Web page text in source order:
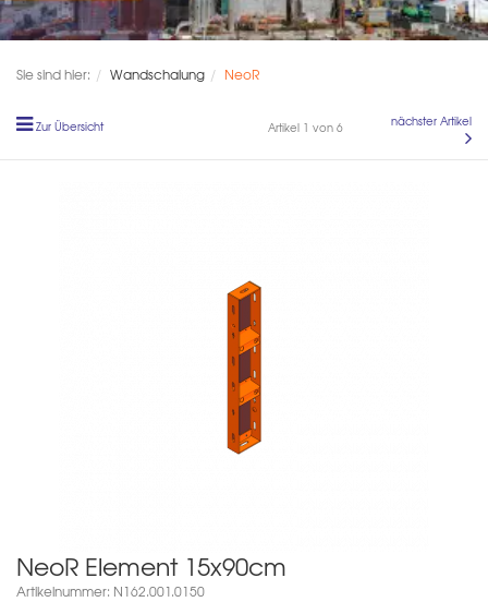
Sie sind hier: Wandschalung NeoR
Zur Übersicht Artikel 1 von 6 nächster Artikel
NeoR Element 15x90cm
Artikelnummer: N162.001.0150